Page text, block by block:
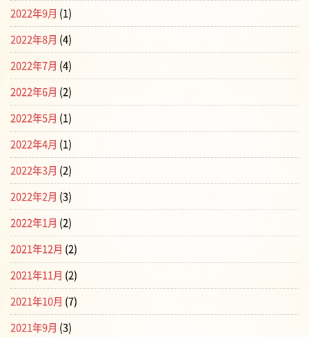
2022年9月 (1)
2022年8月 (4)
2022年7月 (4)
2022年6月 (2)
2022年5月 (1)
2022年4月 (1)
2022年3月 (2)
2022年2月 (3)
2022年1月 (2)
2021年12月 (2)
2021年11月 (2)
2021年10月 (7)
2021年9月 (3)